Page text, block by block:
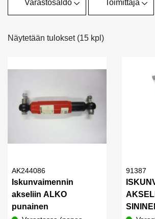
Varastosaldo Toimittaja
Näytetään tulokset (15 kpl)
AK244086
Iskunvaimennin
akseliin ALKO
punainen
91387